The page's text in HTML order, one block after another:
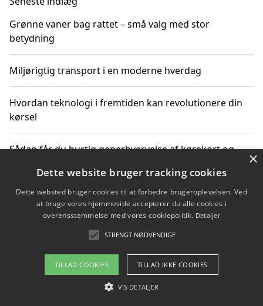
Grønne vaner bag rattet – små valg med stor
betydning
Miljørigtig transport i en moderne hverdag
Hvordan teknologi i fremtiden kan revolutionere din
kørsel
Sådan får du hurtig generhvervelse af kørekort og
Sådan lærer du miljørigtig kørsel hos en køreskole i
Gentofte
Copyright 2026 - Pilanto Aps
Om / kontakt
×
Dette website bruger tracking cookies
Dette websted bruger cookies til at forbedre brugeroplevelsen. Ved
at bruge vores hjemmeside accepterer du alle cookies i
overensstemmelse med vores cookiepolitik. Detaljer
STRENGT NØDVENDIGE
TILLAD COOKIES TILLAD IKKE COOKIES
VIS DETALJER